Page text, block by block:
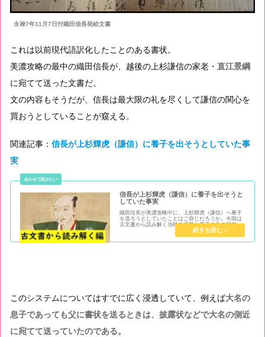
永禄7年11月7日付織田信長発給文書
これは以前現代語訳化したことのある書状。
美濃攻略の最中の織田信長が、越後の上杉謙信の家老・ 直江景綱
に宛てて送った文書だ。
文の内容もそうだが、信長は最大限の礼を尽くして謙信の関心を
買おうとしていることが窺える。
関連記事： 信長が上杉輝虎（謙信）に養子を出そうとしていた事
実
信長が上杉輝虎（謙信）に養子を出そうと
していた事実
織田信長が美濃攻略中に、上杉輝虎（謙信）へ養子
を送ろうとしていたことはご存じだろうか。今回は
古文書から読み解く当時の情勢や養子の件の顛末、
そして様々な疑問について考察する。
このシステムについてはすでに広く浸透していて、例えば大名の
息子であっても父に書状を送るときは、披露状などで大名の側近
に宛てて送っていたのである。